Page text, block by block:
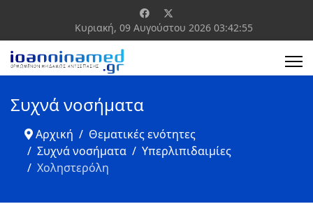
Κυριακή, 09 Αυγούστου 2026 03:42:55
Συχνά νοσήματα
Αρχική
Θεματικές ενότητες
Συχνά νοσήματα
Υπερλιπιδαιμίες
Χοληστερόλη